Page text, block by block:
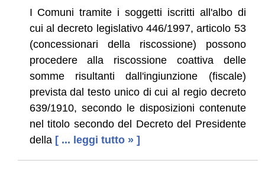
I Comuni tramite i soggetti iscritti all'albo di
cui al decreto legislativo 446/1997, articolo 53
(concessionari della riscossione) possono
procedere alla riscossione coattiva delle
somme risultanti dall'ingiunzione (fiscale)
prevista dal testo unico di cui al regio decreto
639/1910, secondo le disposizioni contenute
nel titolo secondo del Decreto del Presidente
della [ ... leggi tutto » ]